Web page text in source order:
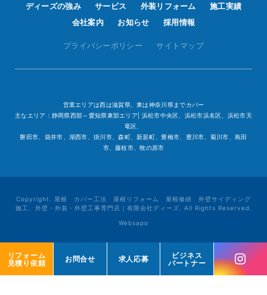
リフォーム
見積り依頼
お問合せ 求人応募
ビジネス
パートナー
リフォーム
見積り依頼
お問合せ 求人応募
ビジネス
パートナー
ディーズの強み サービス 外装リフォーム
施工実績
会社案内
お知らせ 採用情報
プライバシーポリシー サイトマップ
営業エリアは西は滋賀県、東は神奈川県までカバー
主なエリア：静岡県西部～愛知県東部エリア| 浜松市中央区、浜松市浜名区、浜松市天
竜区、
磐田市、袋井市、湖西市、掛川市、森町、新居町、豊橋市、豊川市、菊川市、島田
市、藤枝市、牧の原市
Copyright. 屋根 カバー工法 屋根リフォーム 屋根修繕 外壁サイディング
施工、外壁・外装・外壁工事専門店｜有限会社ディーズ. All Rights Reserved.
Websapo